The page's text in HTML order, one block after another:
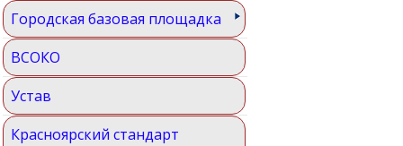
Городская базовая площадка
ВСОКО
Устав
Красноярский стандарт